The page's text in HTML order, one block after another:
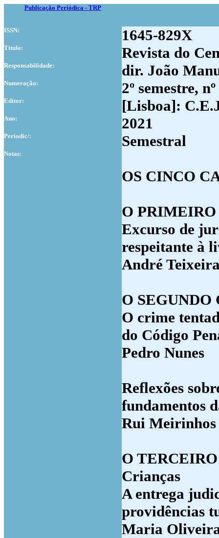
Publicação Periódica - TRP
ISSN: 1645-829X
Titulo: Revista do
Responsabilidade: dir. João
Numeração: 2º semestre,
Editor: [Lisboa]:
Ano: 2021
Periodic/: Semestral
Notas:
OS CINCO
O
Excurso de
respeitante à
André
O SEGUNDO
O crime
do Código
Pedro Nunes
Reflexões
fundamentos
Rui Meirinhos
O
Crianças
A entrega
providências
Maria